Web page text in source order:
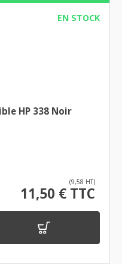
EN STOCK
HP 338 Noir
(9,58 HT)
11,50 € TTC